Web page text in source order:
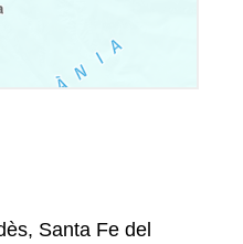
Santa Fe del